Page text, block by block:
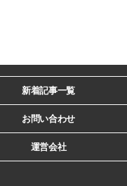
新着記事一覧
お問い合わせ
運営会社